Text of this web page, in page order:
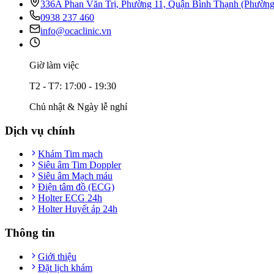
336A Phan Văn Trị, Phường 11, Quận Bình Thạnh
0938 237 460
info@ocaclinic.vn
Giờ làm việc
T2 - T7: 17:00 - 19:30
Chủ nhật & Ngày lễ nghỉ
Dịch vụ chính
Khám Tim mạch
Siêu âm Tim Doppler
Siêu âm Mạch máu
Điện tâm đồ (ECG)
Holter ECG 24h
Holter Huyết áp 24h
Thông tin
Giới thiệu
Đặt lịch khám